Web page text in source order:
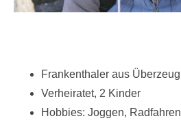
Frankenthaler aus
Verheiratet, 2 Kinder
Hobbies: Joggen,